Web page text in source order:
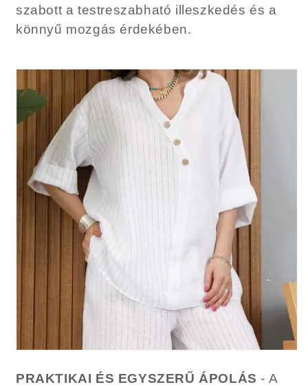
szabott a testreszabható illeszkedés és a
könnyű mozgás érdekében.
PRAKTIKAI ÉS EGYSZERŰ ÁPOLÁS - A